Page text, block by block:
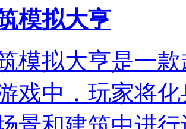
模拟大亨
模拟大亨是一
戏中，玩家将